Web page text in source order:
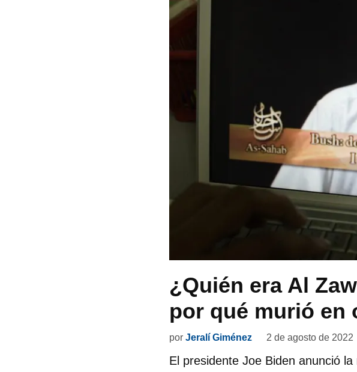
¿Quién era Al
por qué murió en
por Jeralí Giménez 2 de agosto de 2022
El presidente Joe Biden anunció